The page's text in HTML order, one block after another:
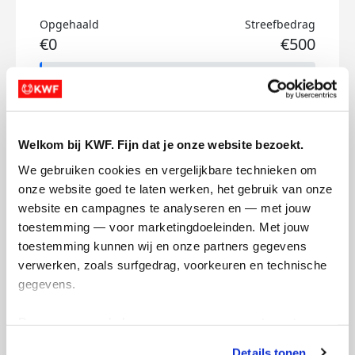
Welkom bij KWF. Fijn dat je onze website bezoekt.
We gebruiken cookies en vergelijkbare technieken om
onze website goed te laten werken, het gebruik van onze
website en campagnes te analyseren en — met jouw
toestemming — voor marketingdoeleinden. Met jouw
toestemming kunnen wij en onze partners gegevens
verwerken, zoals surfgedrag, voorkeuren en technische
gegevens.
Opgehaald
€0
Streefbedrag
€500
Doneer
Judith's badges